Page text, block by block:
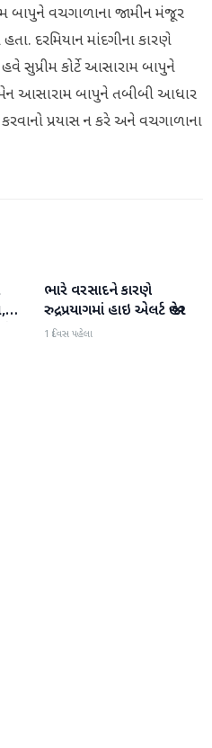
બાપુને વચગાળાના જામીન મંજૂર
દરમિયાન માંદગીના કારણે
સુપ્રીમ કોર્ટે આસારામ બાપુને
આસારામ બાપુને તબીબી આધાર
પ્રયાસ ન કરે અને વચગાળાના
રાષ્ટ્રીય
ભારે વરસાદને કારણે
રુદ્રપ્રયાગમાં હાઇ એલર્ટ જાહેર
1 દિવસ પહેલા